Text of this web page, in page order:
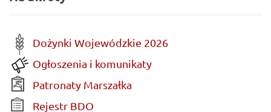
Dożynki Wojewódzkie 2026
Ogłoszenia i komunikaty
Patronaty Marszałka
Rejestr BDO